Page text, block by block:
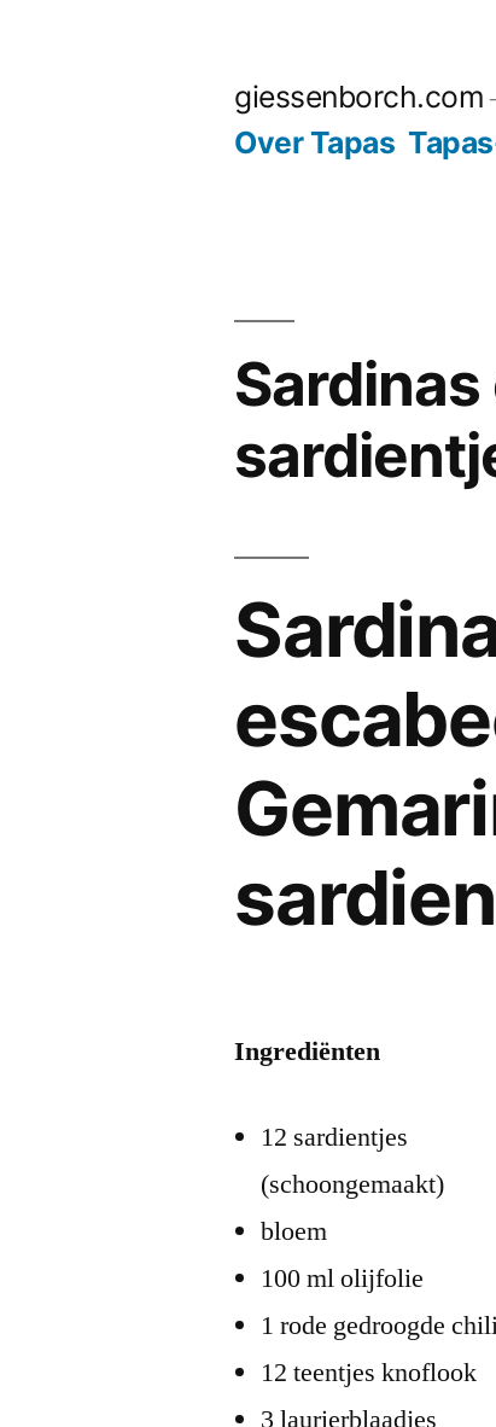
giessenborch.com
Over Tapas
Ingrediënten
12 sardientjes
(schoongemaakt)
bloem
100 ml olijfolie
1 rode gedroogde
12 teentjes knoflook
3 laurierblaadjes